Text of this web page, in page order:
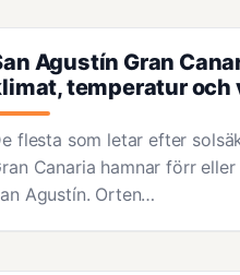
Agustín Gran
temperatur och
flesta som letar efter
Canaria hamnar förr
Agustín. Orten…